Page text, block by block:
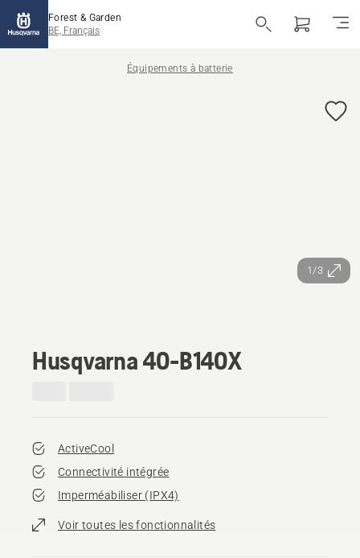
Forest & Garden
BE, Français
Équipements à batterie
1/3
Husqvarna 40-B140X
ActiveCool
Connectivité intégrée
Imperméabiliser (IPX4)
Voir toutes les fonctionnalités